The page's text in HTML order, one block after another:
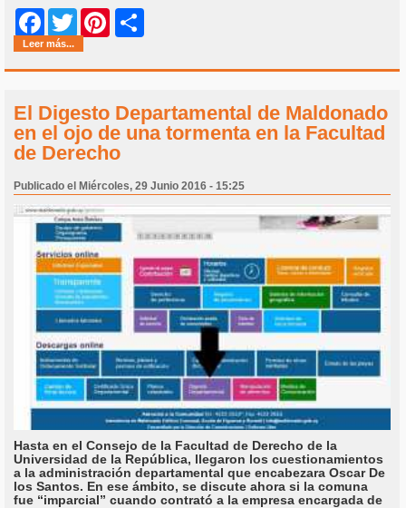
Facebook
Twitter Pinterest
Leer más...
El Digesto Departamental de Maldonado
en el ojo de una tormenta en la Facultad
de Derecho
Publicado el Miércoles, 29 Junio 2016 - 15:25
Hasta en el Consejo de la Facultad de Derecho de la
Universidad de la República, llegaron los cuestionamientos
a la administración departamental que encabezara Oscar De
los Santos. En ese ámbito, se discute ahora si la comuna
fue “imparcial” cuando contrató a la empresa encargada de